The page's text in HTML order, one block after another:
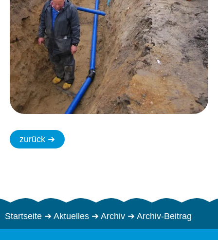
zurück ➔
Startseite ➔ Aktuelles ➔ Archiv ➔ Archiv-Beitrag